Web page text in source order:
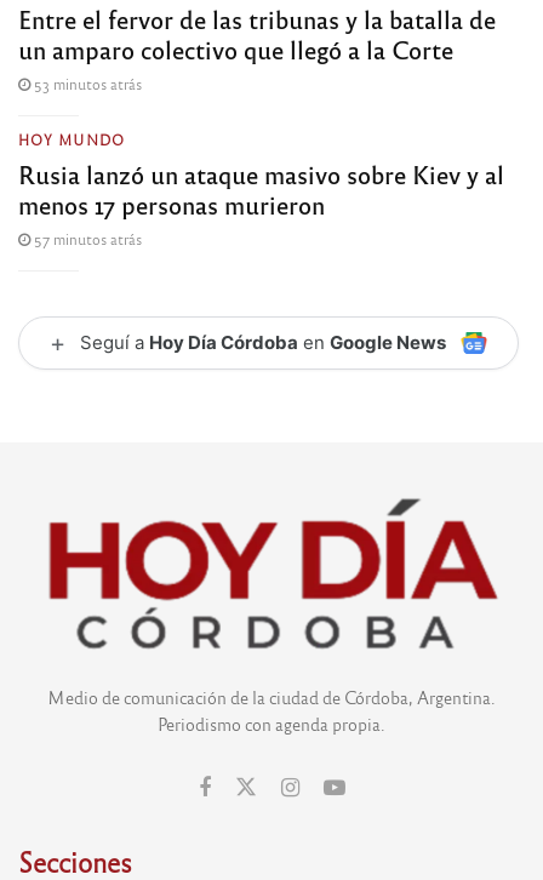
Entre el fervor de las tribunas y la batalla de
un amparo colectivo que llegó a la Corte
53 minutos atrás
HOY MUNDO
Rusia lanzó un ataque masivo sobre Kiev y al
menos 17 personas murieron
57 minutos atrás
+ Seguí a Hoy Día Córdoba en Google News
Medio de comunicación de la ciudad de Córdoba, Argentina.
Periodismo con agenda propia.
Secciones